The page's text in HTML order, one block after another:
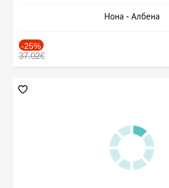
Нона - Албена
-25%
37.02€